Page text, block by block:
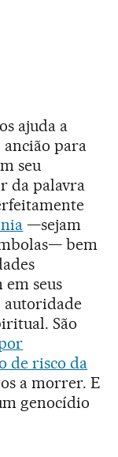
ajuda a
para
seu
da palavra
—sejam
bem
seus
autoridade
São
de risco da
a morrer. E
genocídio